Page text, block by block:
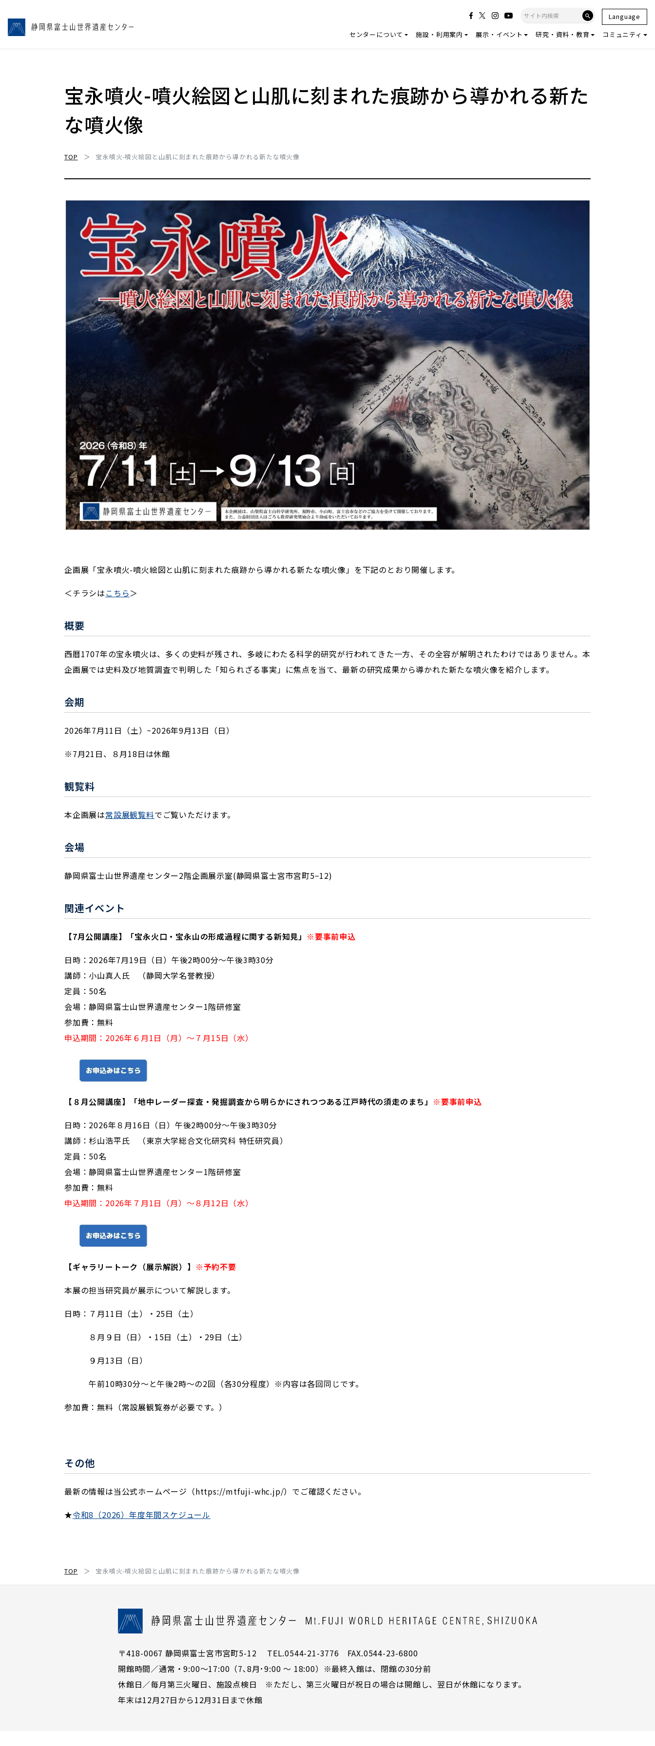
センターについて 施設・利用案内 展示・イベント 研究・資料・教育 コミュニティ
Language
宝永噴火-噴火絵図と山肌に刻まれた痕跡から導かれる新た
な噴火像
TOP 宝永噴火-噴火絵図と山肌に刻まれた痕跡から導かれる新たな噴火像
企画展「宝永噴火-噴火絵図と山肌に刻まれた痕跡から導かれる新たな噴火像」を下記のとおり開催します。
＜チラシはこちら＞
概要
西暦1707年の宝永噴火は、多くの史料が残され、多岐にわたる科学的研究が行われてきた一方、その全容が解明されたわけではありません。本
企画展では史料及び地質調査で判明した「知られざる事実」に焦点を当て、最新の研究成果から導かれた新たな噴火像を紹介します。
会期
2026年7月11日（土）~2026年9月13日（日）
※7月21日、８月18日は休館
観覧料
本企画展は常設展観覧料でご覧いただけます。
会場
静岡県富士山世界遺産センター2階企画展示室(静岡県富士宮市宮町5−12)
関連イベント
【7月公開講座】「宝永火口・宝永山の形成過程に関する新知見」 ※要事前申込
日時：2026年7月19日（日）午後2時00分～午後3時30分
講師：小山真人氏 （静岡大学名誉教授）
定員：50名
会場：静岡県富士山世界遺産センター1階研修室
参加費：無料
申込期間：2026年６月1日（月）～７月15日（水）
【８月公開講座】「地中レーダー探査・発掘調査から明らかにされつつある江戸時代の須走のまち」 ※要事前申込
日時：2026年８月16日（日）午後2時00分～午後3時30分
講師：杉山浩平氏 （東京大学総合文化研究科 特任研究員）
定員：50名
会場：静岡県富士山世界遺産センター1階研修室
参加費：無料
申込期間：2026年７月1日（月）～８月12日（水）
【ギャラリートーク（展示解説）】 ※予約不要
本展の担当研究員が展示について解説します。
日時：７月11日（土）・25日（土）
８月９日（日）・15日（土）・29日（土）
９月13日（日）
午前10時30分～と午後2時～の2回（各30分程度）※内容は各回同じです。
参加費：無料（常設展観覧券が必要です。）
その他
最新の情報は当公式ホームページ（https://mtfuji-whc.jp/）でご確認ください。
★令和8（2026）年度年間スケジュール
TOP 宝永噴火-噴火絵図と山肌に刻まれた痕跡から導かれる新たな噴火像
〒418-0067 静岡県富士宮市宮町5-12 TEL.0544-21-3776 FAX.0544-23-6800
開館時間／通常・9:00〜17:00（7､8月･9:00 ～ 18:00）※最終入館は、閉館の30分前
休館日／毎月第三火曜日、施設点検日 ※ただし、第三火曜日が祝日の場合は開館し、翌日が休館になります。
年末は12月27日から12月31日まで休館